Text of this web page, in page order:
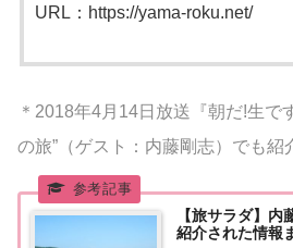
URL：https://yama-roku.net/
＊2018年4月14日放送『朝だ!生で
の旅”（ゲスト：内藤剛志）でも紹
【旅サラダ】内
紹介された情報